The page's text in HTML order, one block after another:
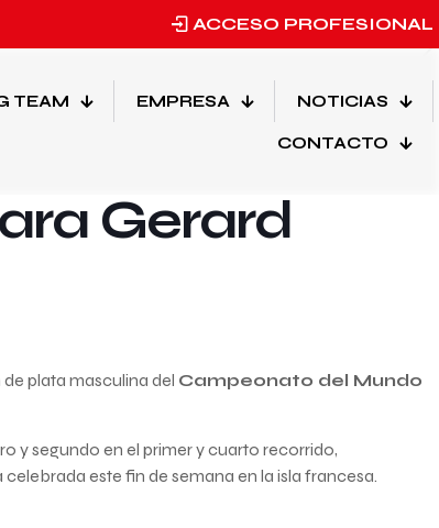
ACCESO PROFESIONAL
TEAM EMPRESA NOTICIAS
CONTACTO
Categorias
Etiquetas
Gerard
plata masculina del Campeonato del Mundo
y segundo en el primer y cuarto recorrido,
este fin de semana en la isla francesa.